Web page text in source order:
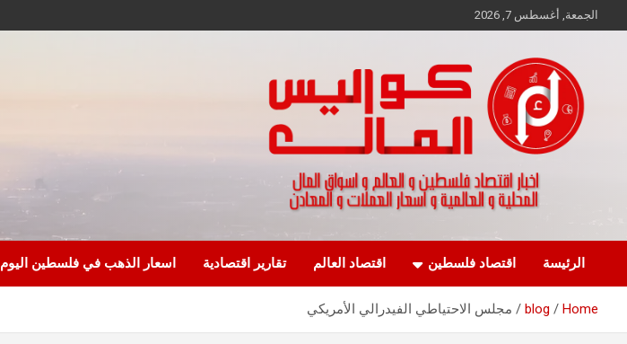
to
الجمعة, أغسطس 7, 2026
كواليس المال
الرئيسة اقتصاد فلسطين اقتصاد العالم تقارير اقتصادية اسعار الذهب في فلسطين اليوم
Home
blog مجلس الاحتياطي الفيدرالي الأمريكي